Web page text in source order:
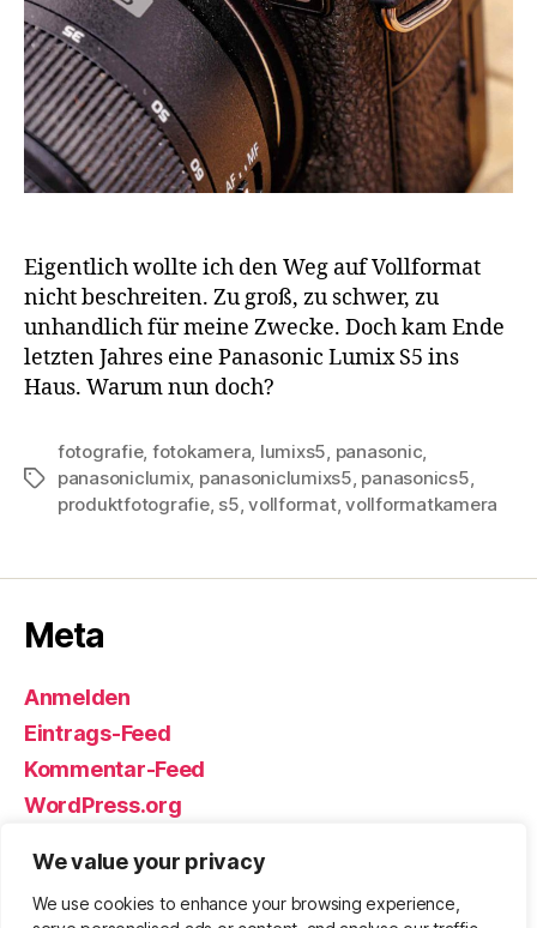
We value your privacy
We use cookies to enhance your browsing experience,
Eigentlich wollte ich den Weg auf Vollformat
nicht beschreiten. Zu groß, zu schwer, zu
unhandlich für meine Zwecke. Doch kam Ende
letzten Jahres eine Panasonic Lumix S5 ins
Haus. Warum nun doch?
Schlagwörter
fotografie, fotokamera lumixs5 panasonic
panasoniclumix, panasoniclumixs5 panasonics5
produktfotografie, s5 ,vollformat,vollformatkamera
Meta
Anmelden
Eintrags-Feed
Kommentar-Feed
WordPress.org
© 2026Björn Eickhoff – Der Blog Nach oben